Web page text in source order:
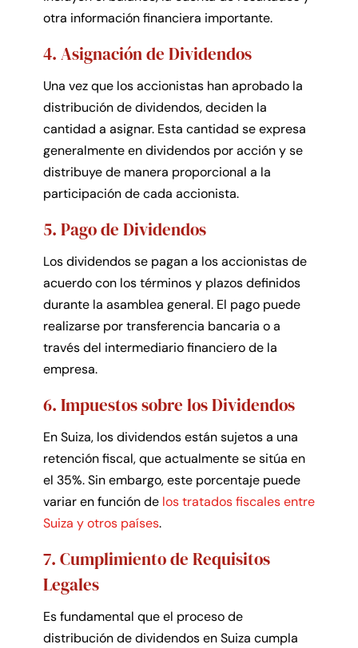
otra información financiera importante.
4. Asignación de Dividendos
Una vez que los accionistas han aprobado la
distribución de dividendos, deciden la
cantidad a asignar. Esta cantidad se expresa
generalmente en dividendos por acción y se
distribuye de manera proporcional a la
participación de cada accionista.
5. Pago de Dividendos
Los dividendos se pagan a los accionistas de
acuerdo con los términos y plazos definidos
durante la asamblea general. El pago puede
realizarse por transferencia bancaria o a
través del intermediario financiero de la
empresa.
6. Impuestos sobre los Dividendos
En Suiza, los dividendos están sujetos a una
retención fiscal, que actualmente se sitúa en
el 35%. Sin embargo, este porcentaje puede
variar en función de los tratados fiscales entre
Suiza y otros países.
7. Cumplimiento de Requisitos
Legales
Es fundamental que el proceso de
distribución de dividendos en Suiza cumpla